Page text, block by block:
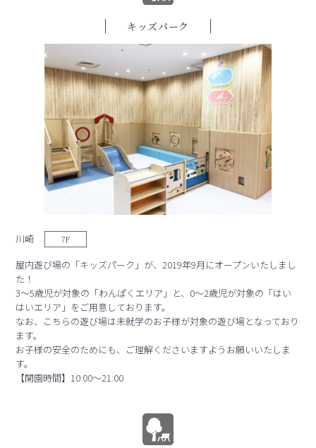
キッズパーク
川崎 7F
屋内遊び場の「キッズパーク」が、2019年9月にオープンいたしまし
た！
3～5歳児が対象の「わんぱくエリア」と、0～2歳児が対象の「はい
はいエリア」をご用意しております。
なお、こちらの遊び場は未就学のお子様が対象の遊び場となっており
ます。
お子様の安全のためにも、ご理解くださいますようお願いいたしま
す。
【開園時間】10:00～21:00